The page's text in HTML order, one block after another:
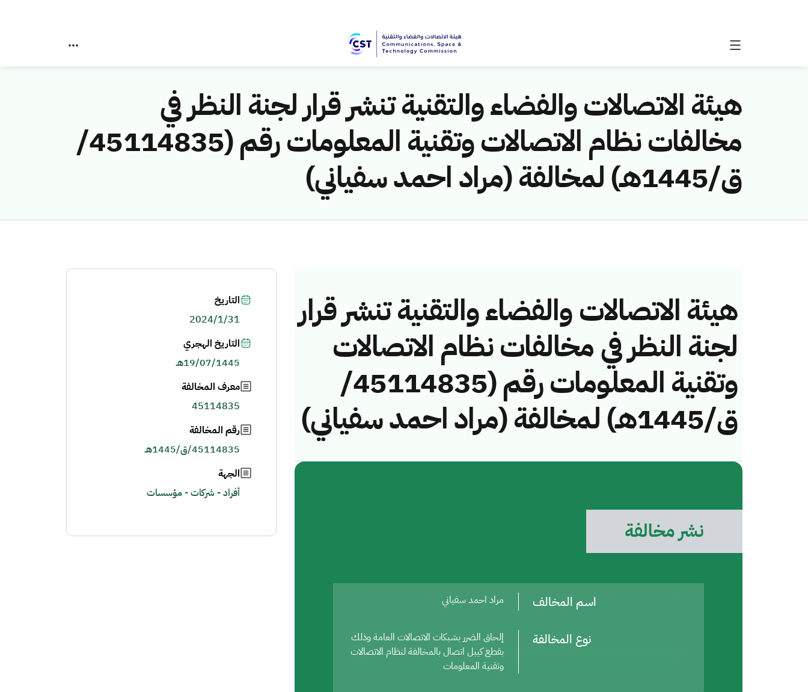
هيئة الاتصالات والفضاء والتقنية تنشر قرار لجنة النظر في
مخالفات نظام الاتصالات وتقنية المعلومات رقم (45114835/
ق/1445هـ) لمخالفة (مراد احمد سفياني)
هيئة الاتصالات والفضاء والتقنية تنشر قرار
لجنة النظر في مخالفات نظام الاتصالات
وتقنية المعلومات رقم (45114835/
ق/1445هـ) لمخالفة (مراد احمد سفياني)
نشر مخالفة
اسم المخالف مراد احمد سفياني
نوع المخالفة
إلحاق الضرر بشبكات الاتصالات العامة وذلك
بقطع كيبل اتصال بالمخالفة لنظام الاتصالات
وتقنية المعلومات
التاريخ
2024/1/31
التاريخ الهجري
19/07/1445هـ
معرف المخالفة
45114835
رقم المخالفة
45114835/ق/1445هـ
الجهة
أفراد - شركات - مؤسسات